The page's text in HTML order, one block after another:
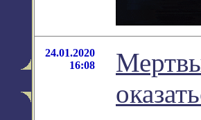
24.01.2020
16:08